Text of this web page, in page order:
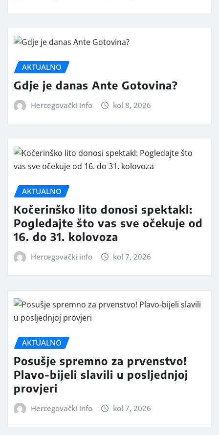
AKTUALNO
Gdje je danas Ante Gotovina?
Hercegovački info kol 8, 2026
AKTUALNO
Kočerinško lito donosi spektakl:
Pogledajte što vas sve očekuje od
16. do 31. kolovoza
Hercegovački info kol 7, 2026
AKTUALNO
Posušje spremno za prvenstvo!
Plavo-bijeli slavili u posljednjoj
provjeri
Hercegovački info kol 7, 2026